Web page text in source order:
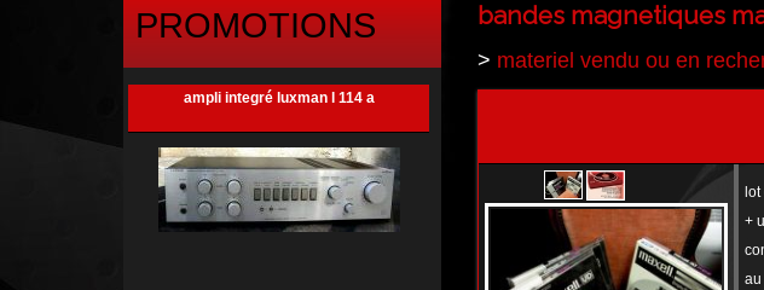
PROMOTIONS
ampli integré luxman l 114 a
bandes magnetiques
> materiel vendu ou en
+